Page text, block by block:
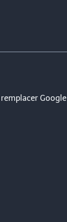
Google